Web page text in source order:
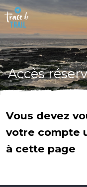
Accès
Vous devez
votre compte
à cette page